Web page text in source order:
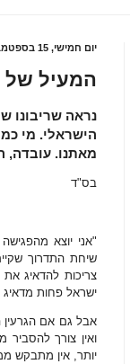
יום חמישי, 15 בספטמבר 2022
המעיל של
נראה שריבונו
הישראלי. מי
מאתנו. עובדה,
בס"ד
"אני יוצא
שיחת התדרוך
צריכות להדאיג
ישראל פחות מדאיג
אבל גם אם הגרעין
ואין צורך
יותר, אין מתבקש